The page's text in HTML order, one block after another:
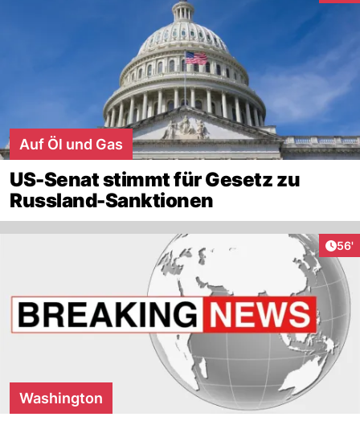
Auf Öl und Gas
US-Senat stimmt für Gesetz zu
Russland-Sanktionen
56'
Washington